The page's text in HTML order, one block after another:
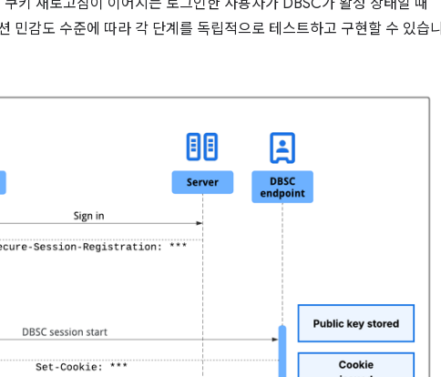
키 새로고침이 이어지는 로그인한 사용자가 DBSC가 활성 상태일 때
민감도 수준에 따라 각 단계를 독립적으로 테스트하고 구현할 수 있습니